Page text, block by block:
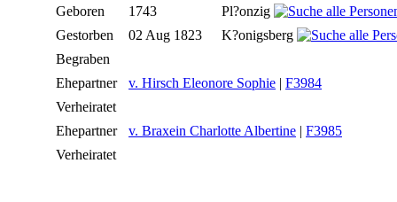
Geboren 1743
Pl?onzig
Gestorben
02 Aug 1823
K?onigsberg
Begraben
Ehepartner
v. Hirsch Eleonore Sophie | F3984
Verheiratet
Ehepartner
v. Braxein Charlotte Albertine | F3985
Verheiratet